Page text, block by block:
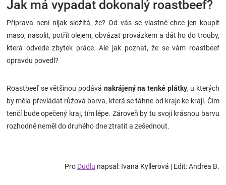
Jak má vypadat dokonalý roastbeef?
Příprava není nijak složitá, že? Od vás se vlastně chce jen koupit
maso, nasolit, potřít olejem, obvázat provázkem a dát ho do trouby,
která odvede zbytek práce. Ale jak poznat, že se vám roastbeef
opravdu povedl?
Roastbeef se většinou podává nakrájený na tenké plátky, u kterých
by měla převládat růžová barva, která se táhne od kraje ke kraji. Čím
tenčí bude opečený kraj, tím lépe. Zároveň by tu svojí krásnou barvu
rozhodně neměl do druhého dne ztratit a zešednout.
Pro Dudlu napsal: Ivana Kyllerová | Edit: Andrea B.